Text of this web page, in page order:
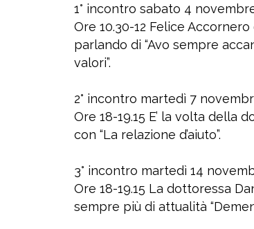
1° incontro sabato 4
Ore 10.30-12 Felice
parlando di “Avo sempre
valori”.
2° incontro martedì 7
Ore 18-19.15 E’ la volta della
con “La relazione d’aiuto”.
3° incontro martedì 14
Ore 18-19.15 La dottoressa
sempre più di attualità